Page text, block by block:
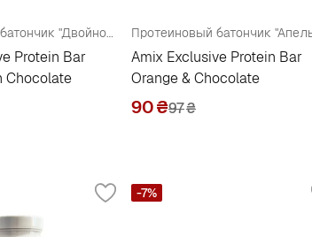
Протеиновый батончик "Двойной голландский шоколад"
Protein Bar
Chocolate
Amix Exclusive Protein Bar
Orange & Chocolate
90₴97₴
-7%